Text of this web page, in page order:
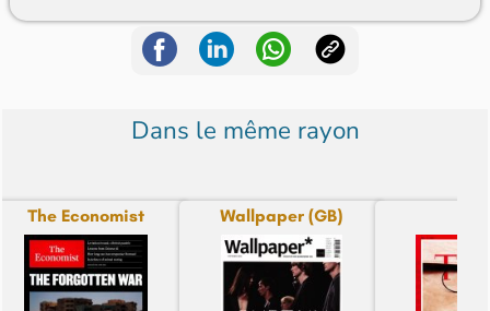
Dans le même rayon
The Economist Wallpaper (GB)